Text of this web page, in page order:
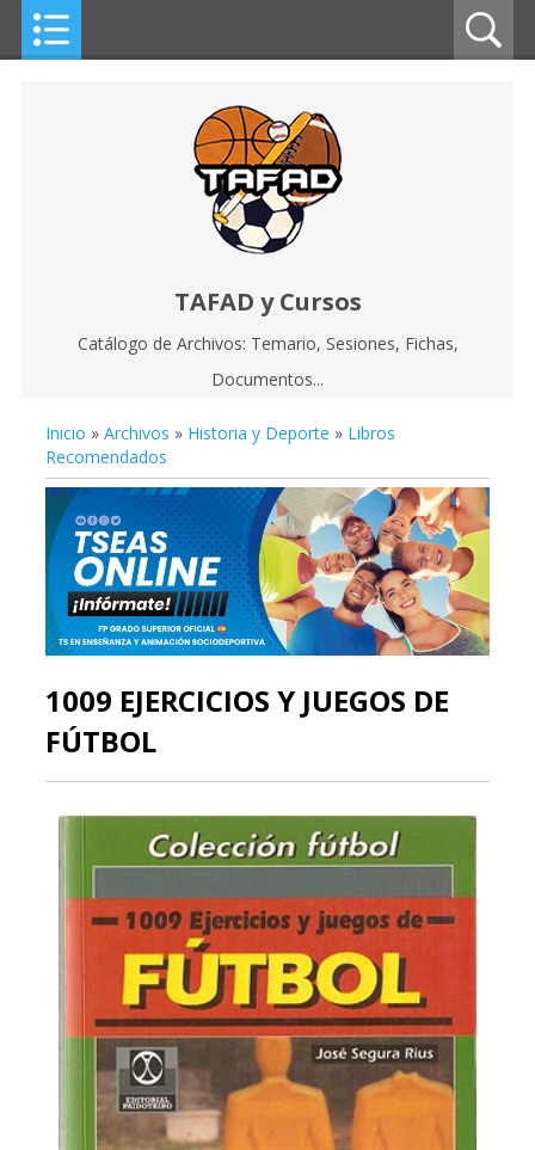
TAFAD y Cursos
Catálogo de Archivos: Temario, Sesiones, Fichas,
Documentos...
Inicio » Archivos » Historia y Deporte » Libros
Recomendados
1009 EJERCICIOS Y JUEGOS DE
FÚTBOL